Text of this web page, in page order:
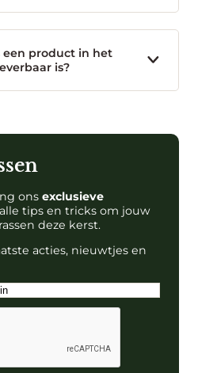
een product in het
is?
ons exclusieve
tips en tricks om jouw
deze kerst.
acties, nieuwtjes en